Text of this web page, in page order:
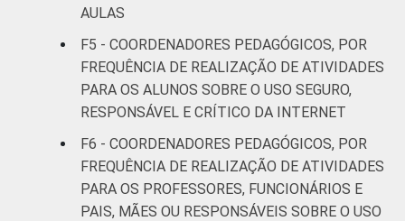
LOCALIZAÇÃO Capital 52
Interior 54
DEPENDÊNCIA
ADMINISTRATIVA
Municipal 46
Estadual
AULAS
F5 - COORDENADORES PEDAGÓGICOS, POR
FREQUÊNCIA DE REALIZAÇÃO DE ATIVIDADES
PARA OS ALUNOS SOBRE O USO SEGURO,
RESPONSÁVEL E CRÍTICO DA INTERNET
F6 - COORDENADORES PEDAGÓGICOS, POR
FREQUÊNCIA DE REALIZAÇÃO DE ATIVIDADES
PARA OS PROFESSORES, FUNCIONÁRIOS E
PAIS, MÃES OU RESPONSÁVEIS SOBRE O USO